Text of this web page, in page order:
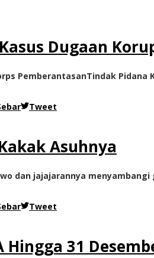
Dugaan
PemberantasanTindak
Tweet
Asuhnya
dan jajajarannya
Tweet
31